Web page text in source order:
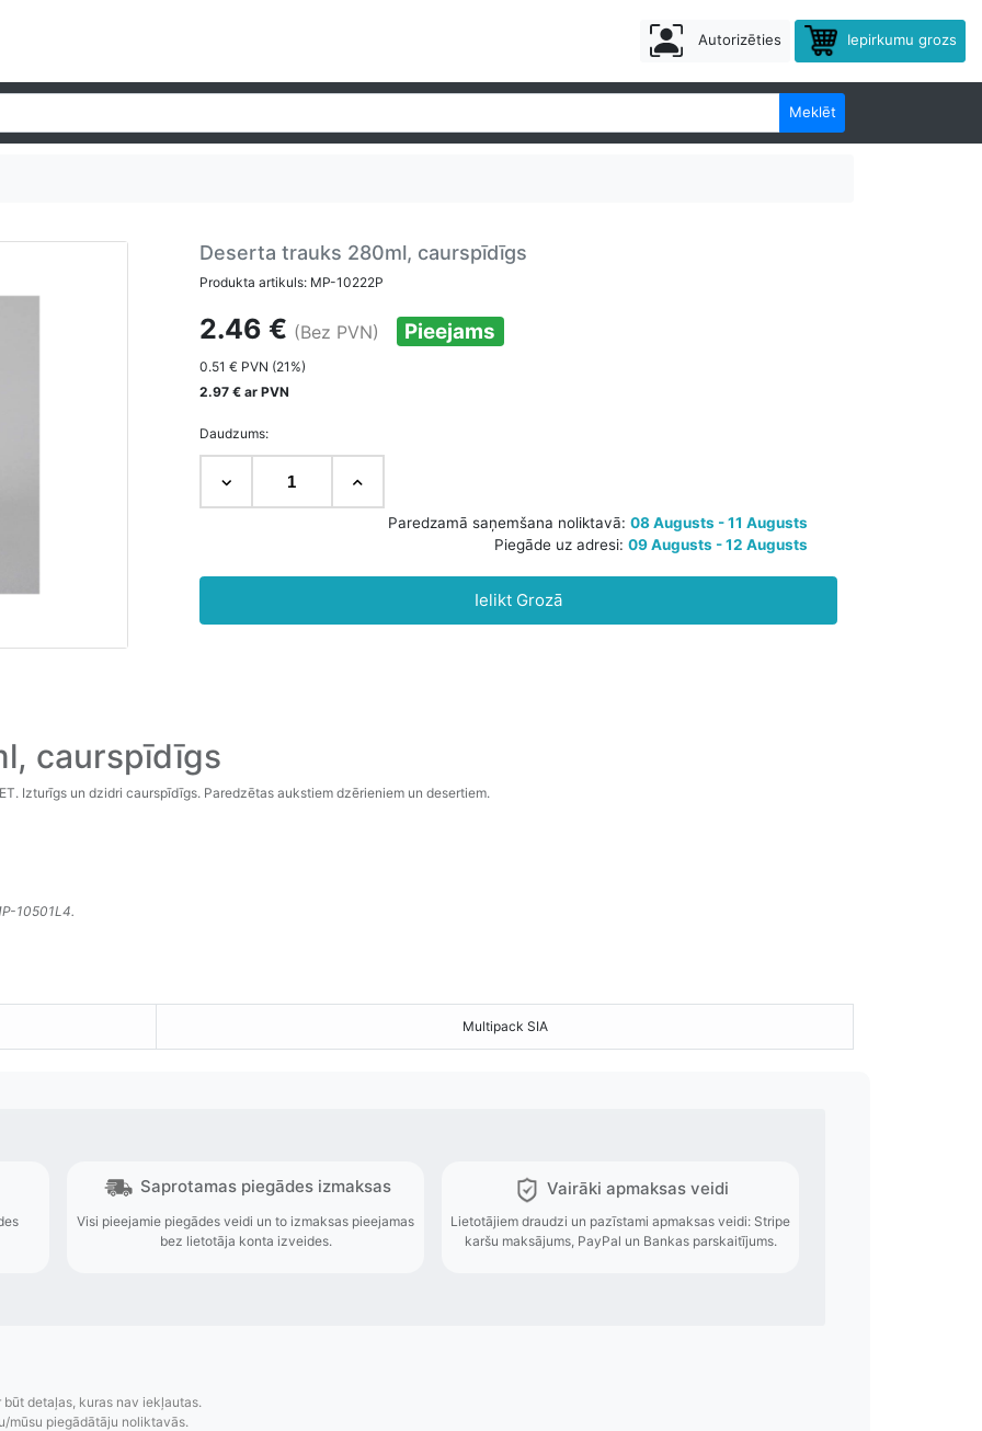
Autorizēties Iepirkumu grozs
Meklēt
Deserta trauks 280ml, caurspīdīgs
Produkta artikuls: MP-10222P
2.46 € (Bez PVN) Pieejams
0.51 € PVN (21%)
2.97 € ar PVN
Daudzums:
Paredzamā saņemšana noliktavā:08 Augusts - 11 Augusts
Ielikt Grozā
caurspīdīgs
Izturīgs un dzidri caurspīdīgs. Paredzētas aukstiem dzērieniem un desertiem.
10501L4.
Multipack SIA
detaļas, kuras nav iekļautas.
mūsu piegādātāju noliktavās.